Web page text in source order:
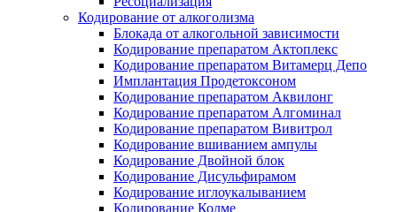
Кодирование от алкоголизма
Блокада от алкогольной зависимости
Кодирование препаратом Актоплекс
Кодирование препаратом Витамерц Депо
Имплантация Продетоксоном
Кодирование препаратом Аквилонг
Кодирование препаратом Алгоминал
Кодирование препаратом Вивитрол
Кодирование вшиванием ампулы
Кодирование Двойной блок
Кодирование Дисульфирамом
Кодирование иглоукалыванием
Кодирование Колме